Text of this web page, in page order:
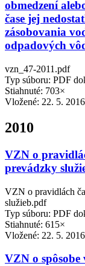
obmedzení
čase jej
zásobovania
odpadových
vzn_47-2011.pdf
Typ súboru: PDF
Stiahnuté: 703×
Vložené: 22. 5. 2016
2010
VZN o
prevádzky
VZN o pravidlách
služieb.pdf
Typ súboru: PDF
Stiahnuté: 615×
Vložené: 22. 5. 2016
VZN o spôsobe